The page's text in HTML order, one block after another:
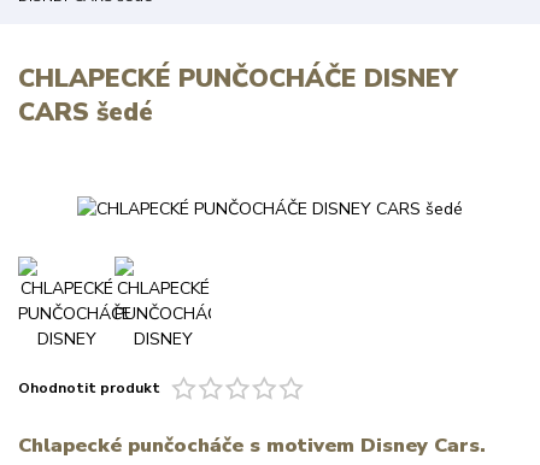
CHLAPECKÉ PUNČOCHÁČE DISNEY
CARS šedé
Ohodnotit produkt
Chlapecké punčocháče s motivem Disney Cars.